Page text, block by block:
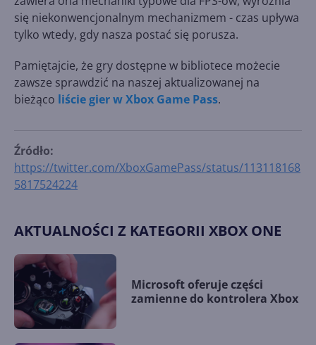
się niekonwencjonalnym mechanizmem - czas upływa
tylko wtedy, gdy nasza postać się porusza.
Pamiętajcie, że gry dostępne w bibliotece możecie
zawsze sprawdzić na naszej aktualizowanej na
bieżąco liście gier w Xbox Game Pass.
Źródło:
https://twitter.com/XboxGamePass/status/113118168
5817524224
AKTUALNOŚCI Z KATEGORII XBOX ONE
Microsoft oferuje części
zamienne do kontrolera Xbox